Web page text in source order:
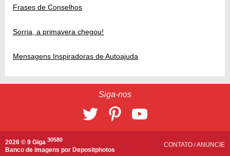
Frases de Conselhos
Sorria, a primavera chegou!
Mensagens Inspiradoras de Autoajuda
Siga-nos
2026 © 9 Giga 30580
Banco de imagens por Depositphotos
CONTATO /ANUNCIE